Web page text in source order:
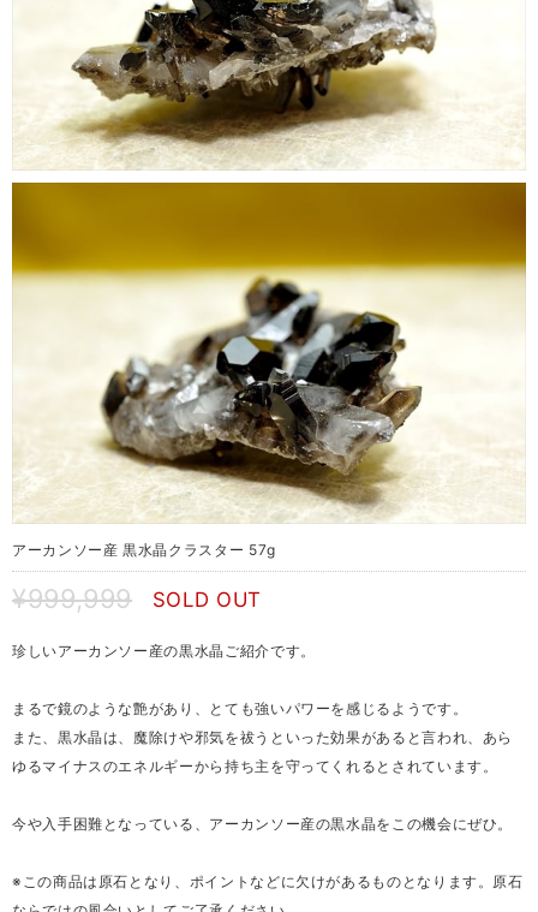
アーカンソー産 黒水晶クラスター 57g
¥999,999 SOLD OUT
珍しいアーカンソー産の黒水晶ご紹介です。
まるで鏡のような艶があり、とても強いパワーを感じるようです。
また、黒水晶は、魔除けや邪気を祓うといった効果があると言われ、あら
ゆるマイナスのエネルギーから持ち主を守ってくれるとされています。
今や入手困難となっている、アーカンソー産の黒水晶をこの機会にぜひ。
※この商品は原石となり、ポイントなどに欠けがあるものとなります。原石